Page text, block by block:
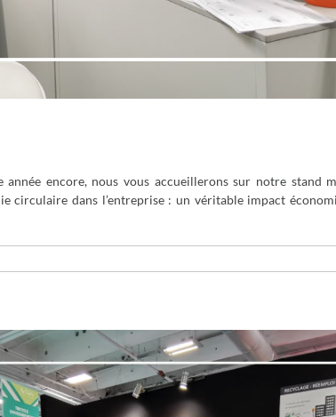
encore, nous vous accueillerons sur notre stand
circulaire dans l’entreprise : un véritable impact